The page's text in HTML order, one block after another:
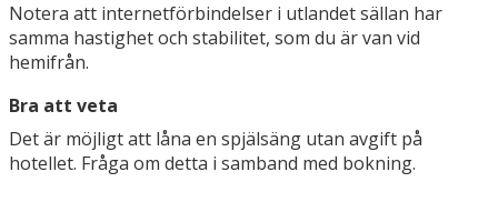
Notera att internetförbindelser i utlandet sällan har
samma hastighet och stabilitet, som du är van vid
hemifrån.
Bra att veta
Det är möjligt att låna en spjälsäng utan avgift på
hotellet. Fråga om detta i samband med bokning.